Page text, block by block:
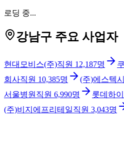
로딩 중...
강남구 주요 사업자
현대모비스(주)직원 12,187명
회사직원 10,385명 (주)에스텍
서울병원 직원 6,990명 롯데하
(주)비지에프리테일직원 3,043명